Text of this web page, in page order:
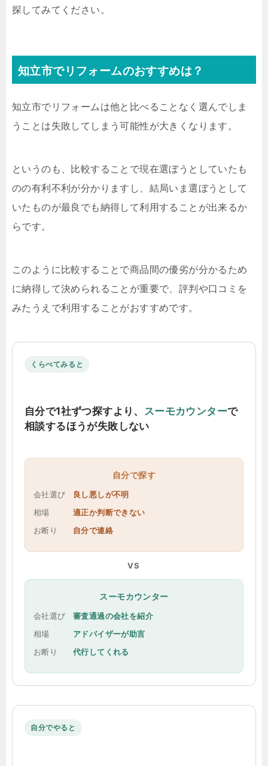
探してみてください。
知立市でリフォームのおすすめは？
知立市でリフォームは他と比べることなく選んでしま
うことは失敗してしまう可能性が大きくなります。
というのも、比較することで現在選ぼうとしていたも
のの有利不利が分かりますし、結局いま選ぼうとして
いたものが最良でも納得して利用することが出来るか
らです。
このように比較することで商品間の優劣が分かるため
に納得して決められることが重要で、評判や口コミを
みたうえで利用することがおすすめです。
くらべてみると
自分で1社ずつ探すより、 スーモカウンターで
相談するほうが失敗しない
自分で探す
会社選び
良し悪しが不明
相場
適正か判断できない
お断り
自分で連絡
VS
スーモカウンター
会社選び
審査通過の会社を紹介
相場
アドバイザーが助言
お断り
代行してくれる
自分でやると